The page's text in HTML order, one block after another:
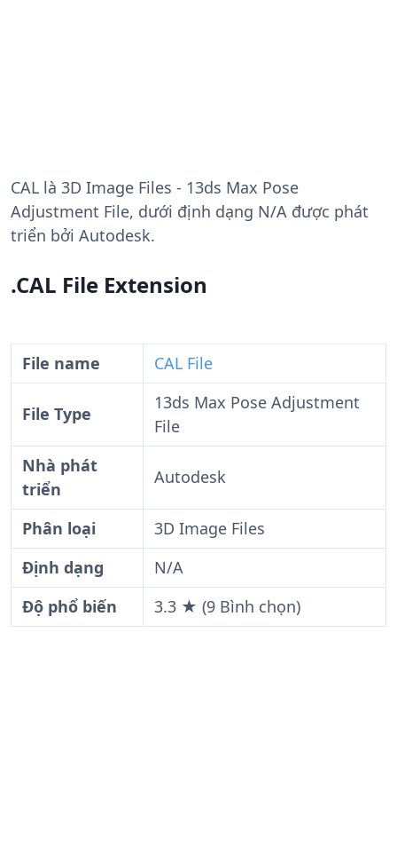
CAL là 3D Image Files - 13ds Max Pose
Adjustment File, dưới định dạng N/A được phát
triển bởi Autodesk.
.CAL File Extension
File name CAL File
File Type
13ds Max Pose Adjustment
File
Nhà phát
triển
Autodesk
Phân loại
3D Image Files
Định dạng
N/A
Độ phổ biến
3.3 ★ (9 Bình chọn)